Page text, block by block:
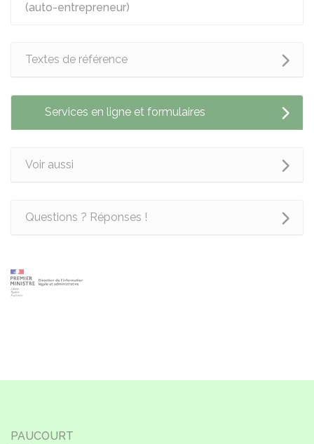
(auto-entrepreneur)
Textes de référence
Services en ligne et formulaires
Voir aussi
Questions ? Réponses !
PAUCOURT